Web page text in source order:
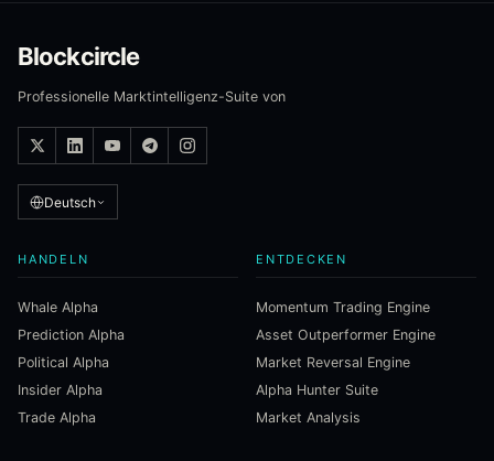
Blockcircle
Professionelle Marktintelligenz-Suite von
Deutsch
HANDELN
Whale Alpha
Prediction Alpha
Political Alpha
Insider Alpha
Trade Alpha
ENTDECKEN
Momentum Trading Engine
Asset Outperformer Engine
Market Reversal Engine
Alpha Hunter Suite
Market Analysis